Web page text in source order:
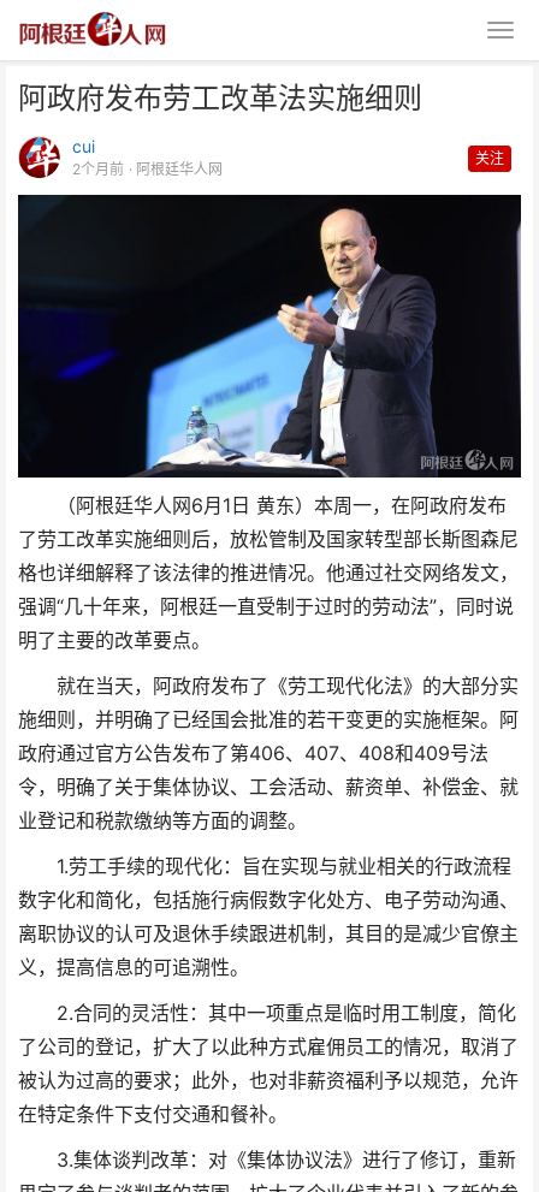
阿政府发布劳工改革法实施细则
cui
2个月前 · 阿根廷华人网
关注
（阿根廷华人网6月1日 黄东）本周一，在阿政府发布
了劳工改革实施细则后，放松管制及国家转型部长斯图森尼
格也详细解释了该法律的推进情况。他通过社交网络发文，
强调“几十年来，阿根廷一直受制于过时的劳动法”，同时说
明了主要的改革要点。
就在当天，阿政府发布了《劳工现代化法》的大部分实
施细则，并明确了已经国会批准的若干变更的实施框架。阿
政府通过官方公告发布了第406、407、408和409号法
令，明确了关于集体协议、工会活动、薪资单、补偿金、就
业登记和税款缴纳等方面的调整。
1.劳工手续的现代化：旨在实现与就业相关的行政流程
数字化和简化，包括施行病假数字化处方、电子劳动沟通、
离职协议的认可及退休手续跟进机制，其目的是减少官僚主
义，提高信息的可追溯性。
2.合同的灵活性：其中一项重点是临时用工制度，简化
了公司的登记，扩大了以此种方式雇佣员工的情况，取消了
被认为过高的要求；此外，也对非薪资福利予以规范，允许
在特定条件下支付交通和餐补。
3.集体谈判改革：对《集体协议法》进行了修订，重新
阿政府发布劳工改革法实施细则